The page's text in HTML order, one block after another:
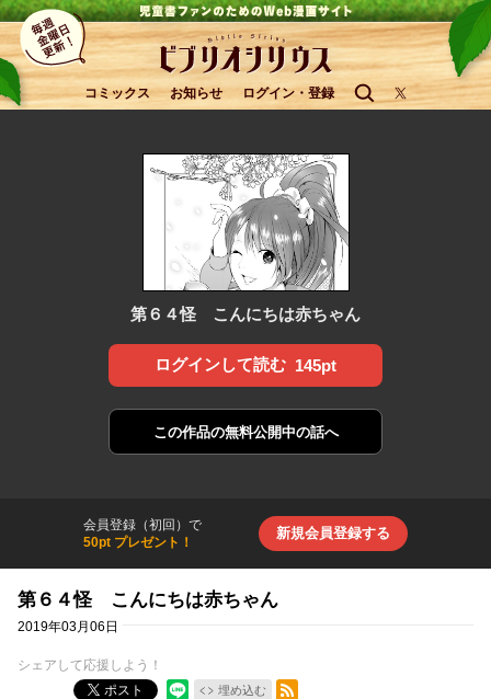
コミックス お知らせ ログイン・登録
第６４怪 こんにちは赤ちゃん
ログインして読む 145pt
この作品の無料公開中の話へ
会員登録（初回）で
50pt プレゼント！
新規会員登録する
第６４怪 こんにちは赤ちゃん
2019年03月06日
シェアして応援しよう！
ポスト
埋め込む
RSSフィード